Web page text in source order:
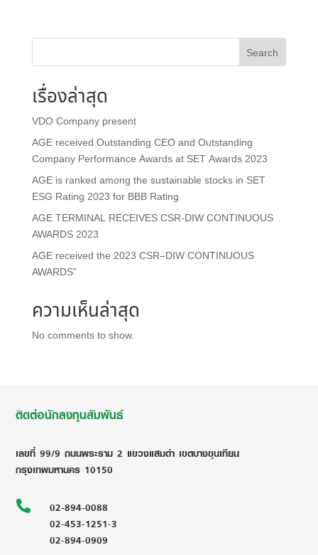
Search
เรื่องล่าสุด
VDO Company present
AGE received Outstanding CEO and Outstanding
Company Performance Awards at SET Awards 2023
AGE is ranked among the sustainable stocks in SET
ESG Rating 2023 for BBB Rating
AGE TERMINAL RECEIVES CSR-DIW CONTINUOUS
AWARDS 2023
AGE received the 2023 CSR–DIW CONTINUOUS
AWARDS”
ความเห็นล่าสุด
No comments to show.
ติดต่อนักลงทุนสัมพันธ์
เลขที่ 99/9 ถนนพระราม 2 แขวงแสมดำ เขตบางขุนเทียน
กรุงเทพมหานคร 10150

02-894-0088
02-453-1251-3
02-894-0909